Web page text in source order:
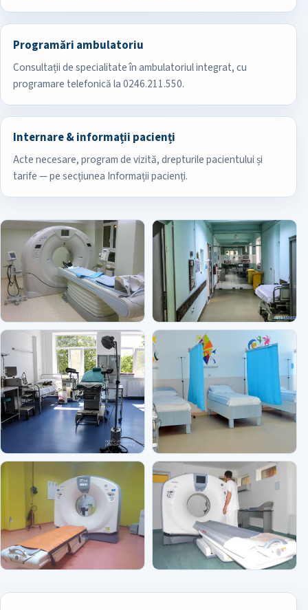
Programări ambulatoriu
Consultații de specialitate în ambulatoriul integrat, cu
programare telefonică la 0246.211.550.
Internare & informații pacienți
Acte necesare, program de vizită, drepturile pacientului și
tarife — pe secțiunea Informații pacienți.